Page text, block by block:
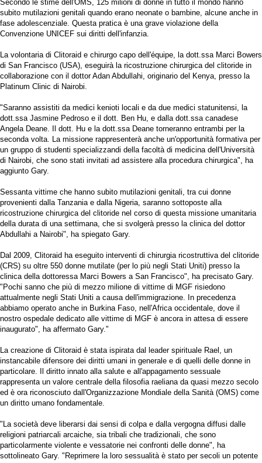
Secondo le stime dell'OMS, 125 milioni di donne in tutto il mondo hanno
subito mutilazioni genitali quando erano neonate o bambine, alcune anche in
fase adolescenziale. Questa pratica è una grave violazione della
Convenzione UNICEF sui diritti dell'infanzia.
La volontaria di Clitoraid e chirurgo capo dell'équipe, la dott.ssa Marci Bowers
di San Francisco (USA), eseguirà la ricostruzione chirurgica del clitoride in
collaborazione con il dottor Adan Abdullahi, originario del Kenya, presso la
Platinum Clinic di Nairobi.
"Saranno assistiti da medici kenioti locali e da due medici statunitensi, la
dott.ssa Jasmine Pedroso e il dott. Ben Hu, e dalla dott.ssa canadese
Angela Deane. Il dott. Hu e la dott.ssa Deane torneranno entrambi per la
seconda volta. La missione rappresenterà anche un'opportunità formativa per
un gruppo di studenti specializzandi della facoltà di medicina dell'Università
di Nairobi, che sono stati invitati ad assistere alla procedura chirurgica", ha
aggiunto Gary.
Sessanta vittime che hanno subito mutilazioni genitali, tra cui donne
provenienti dalla Tanzania e dalla Nigeria, saranno sottoposte alla
ricostruzione chirurgica del clitoride nel corso di questa missione umanitaria
della durata di una settimana, che si svolgerà presso la clinica del dottor
Abdullahi a Nairobi", ha spiegato Gary.
Dal 2009, Clitoraid ha eseguito interventi di chirurgia ricostruttiva del clitoride
(CRS) su oltre 550 donne mutilate (per lo più negli Stati Uniti) presso la
clinica della dottoressa Marci Bowers a San Francisco", ha precisato Gary.
"Pochi sanno che più di mezzo milione di vittime di MGF risiedono
attualmente negli Stati Uniti a causa dell'immigrazione. In precedenza
abbiamo operato anche in Burkina Faso, nell'Africa occidentale, dove il
nostro ospedale dedicato alle vittime di MGF è ancora in attesa di essere
inaugurato", ha affermato Gary."
La creazione di Clitoraid è stata ispirata dal leader spirituale Rael, un
instancabile difensore dei diritti umani in generale e di quelli delle donne in
particolare. Il diritto innato alla salute e all'appagamento sessuale
rappresenta un valore centrale della filosofia raeliana da quasi mezzo secolo
ed è ora riconosciuto dall'Organizzazione Mondiale della Sanità (OMS) come
un diritto umano fondamentale.
"La società deve liberarsi dai sensi di colpa e dalla vergogna diffusi dalle
religioni patriarcali arcaiche, sia tribali che tradizionali, che sono
particolarmente violente e vessatorie nei confronti delle donne", ha
sottolineato Gary. "Reprimere la loro sessualità è stato per secoli un potente